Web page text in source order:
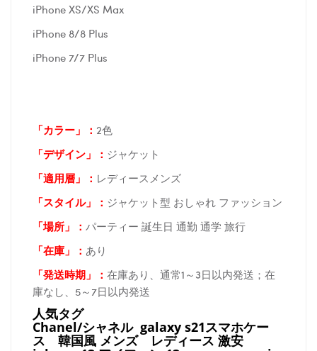
iPhone XS/XS Max
iPhone 8/8 Plus
iPhone 7/7 Plus
「カラー」： 2色
「デザイン」
： ジャケット
「適用層」： レディースメンズ
「スタイル」： ジャケット型 おしゃれ ファッション
「場所 」： パーティー 誕生日 通勤 通学 旅行
「在庫 」： あり
「発送時期 」： 在庫あり、通常1～3日以内発送；在
庫なし、5～7日以内発送
人気タグ
Chanel/シャネル galaxy s21スマホケー
ス 韓国風 メンズ レディース 激安